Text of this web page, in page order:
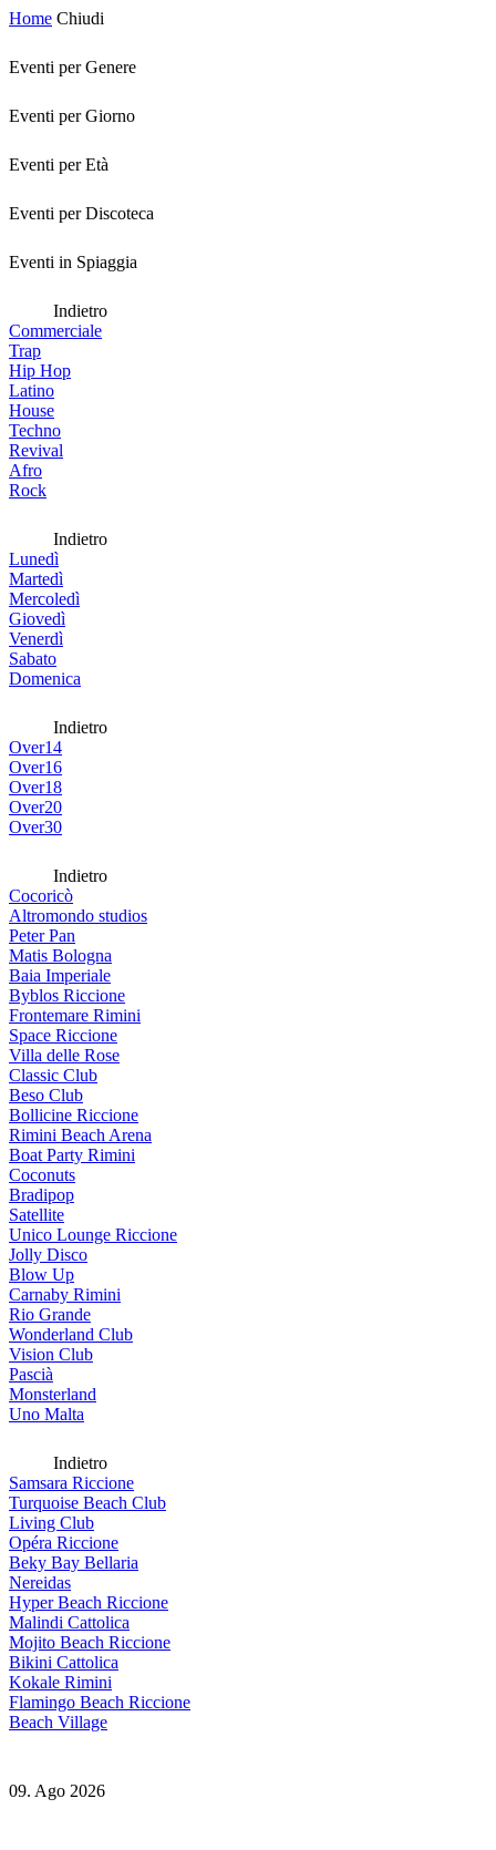
Home Chiudi
Eventi per Genere
Eventi per Giorno
Eventi per Età
Eventi per Discoteca
Eventi in Spiaggia
Indietro
Commerciale
Trap
Hip Hop
Latino
House
Techno
Revival
Afro
Rock
Indietro
Lunedì
Martedì
Mercoledì
Giovedì
Venerdì
Sabato
Domenica
Indietro
Over14
Over16
Over18
Over20
Over30
Indietro
Cocoricò
Altromondo studios
Peter Pan
Matis Bologna
Baia Imperiale
Byblos Riccione
Frontemare Rimini
Space Riccione
Villa delle Rose
Classic Club
Beso Club
Bollicine Riccione
Rimini Beach Arena
Boat Party Rimini
Coconuts
Bradipop
Satellite
Unico Lounge Riccione
Jolly Disco
Blow Up
Carnaby Rimini
Rio Grande
Wonderland Club
Vision Club
Pascià
Monsterland
Uno Malta
Indietro
Samsara Riccione
Turquoise Beach Club
Living Club
Opéra Riccione
Beky Bay Bellaria
Nereidas
Hyper Beach Riccione
Malindi Cattolica
Mojito Beach Riccione
Bikini Cattolica
Kokale Rimini
Flamingo Beach Riccione
Beach Village
09. Ago 2026